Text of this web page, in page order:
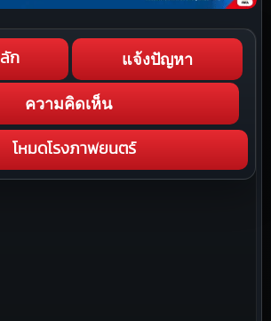
ก แจ้งปัญหา
ความคิดเห็น
โหมดโรงภาพยนตร์